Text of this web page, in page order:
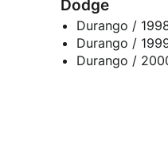
Dodge
Durango /
Durango /
Durango /